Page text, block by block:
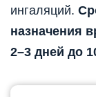
ингаляций.
назначения
2–3 дней до